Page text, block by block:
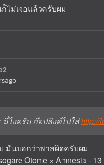
ไม่เจอแล้วครับผม
นี่ไงครับ ก๊อปลิงค์ไปใส่http://
มันบอกว่าพาสผิดครับผม
Otome × Amnesia -